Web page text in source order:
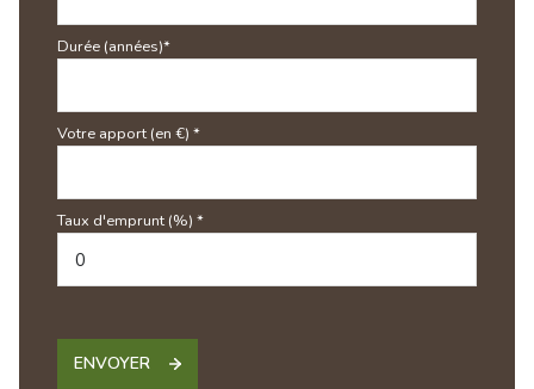
Durée (années)*
Votre apport (en €) *
Taux d'emprunt (%) *
ENVOYER